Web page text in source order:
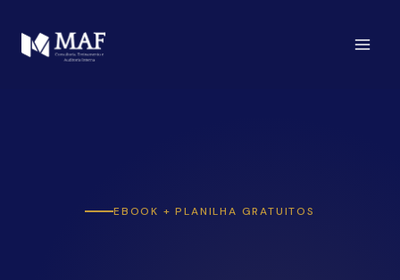
para
EBOOK + PLANILHA GRATUITOS